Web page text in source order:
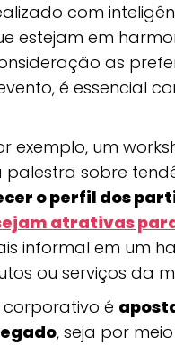
com
estejam em
as
é essencial
exemplo, um
sobre
o perfil dos
atrativas
informal em um
ou serviços da
é
, seja por